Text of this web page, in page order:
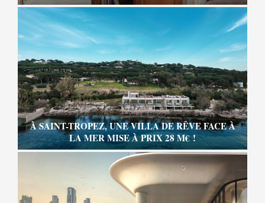
À SAINT-TROPEZ, UNE VILLA DE RÊVE FACE À
LA MER MISE À PRIX 28 M€ !